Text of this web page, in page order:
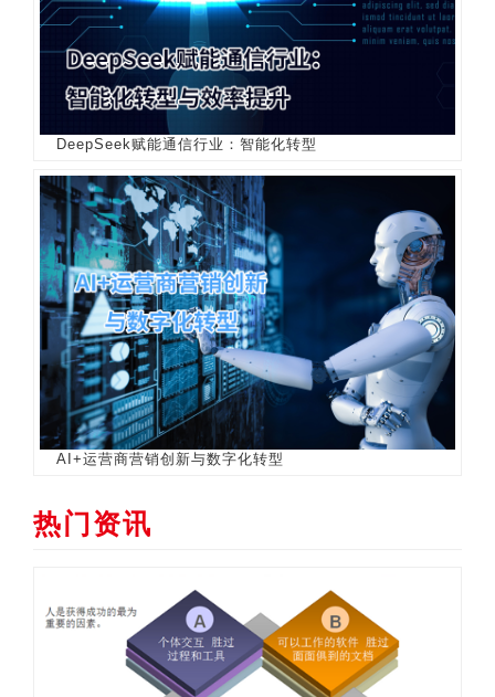
DeepSeek赋能通信行业：智能化转型
AI+运营商营销创新与数字化转型
热门资讯